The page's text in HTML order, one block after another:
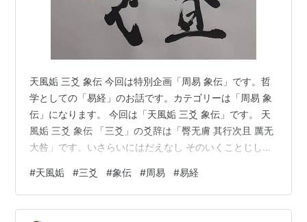
天風姤 三爻 象伝 今回は特別企画「周易 象伝」です。哲
学としての「易経」のお話です。カテゴリーは「周易 象
伝」になります。 今回は「天風姤 三爻 象伝」です。 天
風姤 三爻 象伝 「三爻」の爻辞は「臀无膚 其行次且 厲无
大咎」です。いさらいにはだえなし そのいくことじしょ
其行次且 行未牽也」しょういわく そのゆくことじしょた
りとは ゆきていまだひかれざるなり。 卦の上下を逆にし
た「綜卦」の「澤天夬」の「四爻」がちょうどこの「三
#天風姤 #三爻 #象伝 #周易 #易経